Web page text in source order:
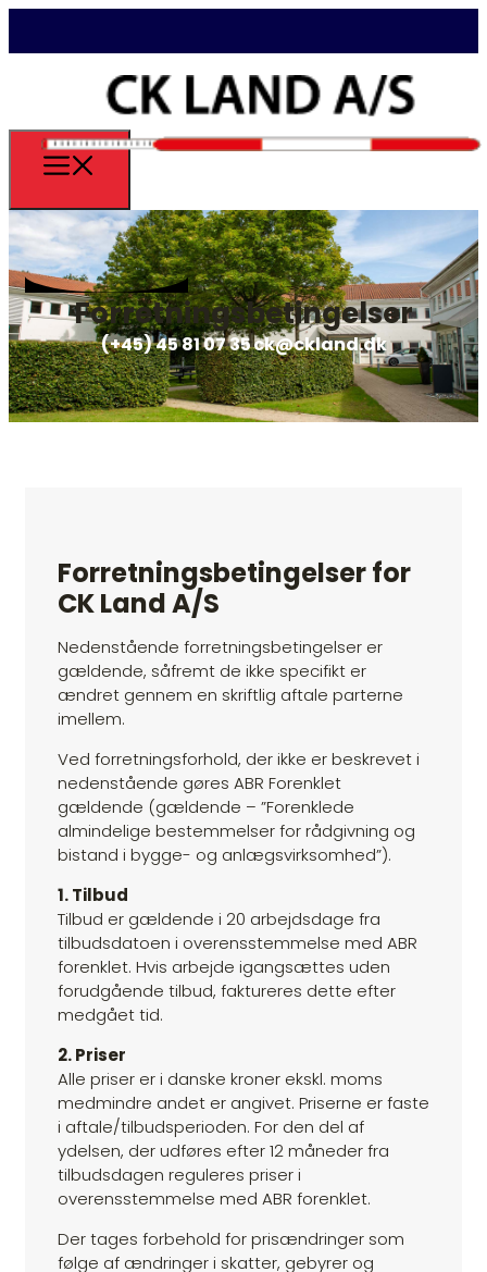
Forretningsbetingelser
(+45) 45 81 07 35ck@ckland.dk
Forretningsbetingelser for
CK Land A/S
Nedenstående forretningsbetingelser er
gældende, såfremt de ikke specifikt er
ændret gennem en skriftlig aftale parterne
imellem.
Ved forretningsforhold, der ikke er beskrevet i
nedenstående gøres ABR Forenklet
gældende (gældende – ”Forenklede
almindelige bestemmelser for rådgivning og
bistand i bygge- og anlægsvirksomhed”).
1. Tilbud
Tilbud er gældende i 20 arbejdsdage fra
tilbudsdatoen i overensstemmelse med ABR
forenklet. Hvis arbejde igangsættes uden
forudgående tilbud, faktureres dette efter
medgået tid.
2. Priser
Alle priser er i danske kroner ekskl. moms
medmindre andet er angivet. Priserne er faste
i aftale/tilbudsperioden. For den del af
ydelsen, der udføres efter 12 måneder fra
tilbudsdagen reguleres priser i
overensstemmelse med ABR forenklet.
Der tages forbehold for prisændringer som
følge af ændringer i skatter, gebyrer og